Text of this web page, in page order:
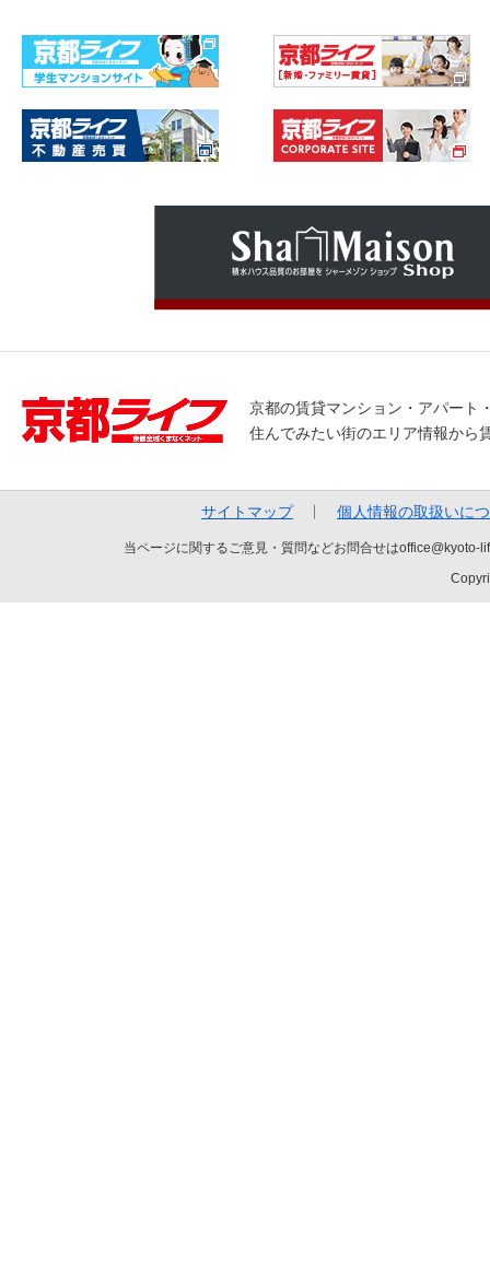
京都の賃貸マンション・アパート
住んでみたい街のエリア情報から
サイトマップ 個人情報の取扱いに
当ページに関するご意見・質問などお問合せは